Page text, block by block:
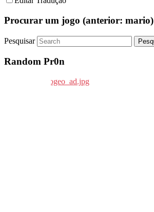
Procurar um jogo (anterior: mario)
Pesquisar
Random Pr0n